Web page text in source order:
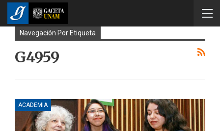
Navegación Por Etiqueta
G4959
ACADEMIA